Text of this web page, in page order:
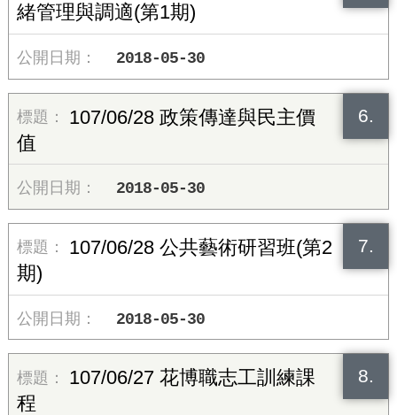
緒管理與調適(第1期)
2018-05-30
6.
107/06/28 政策傳達與民主價
值
2018-05-30
7.
107/06/28 公共藝術研習班(第2
期)
2018-05-30
8.
107/06/27 花博職志工訓練課
程